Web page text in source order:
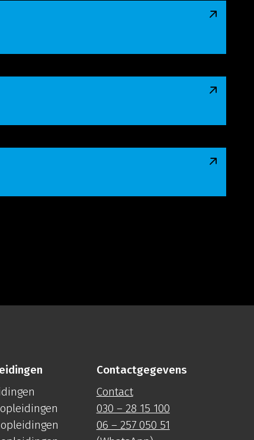
Contactgegevens
Contact
030 – 28 15 100
06 – 257 050 51